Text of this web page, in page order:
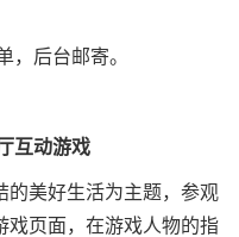
后台邮寄。
互动游戏
美好生活为主题，参观
戏页面，在游戏人物的指